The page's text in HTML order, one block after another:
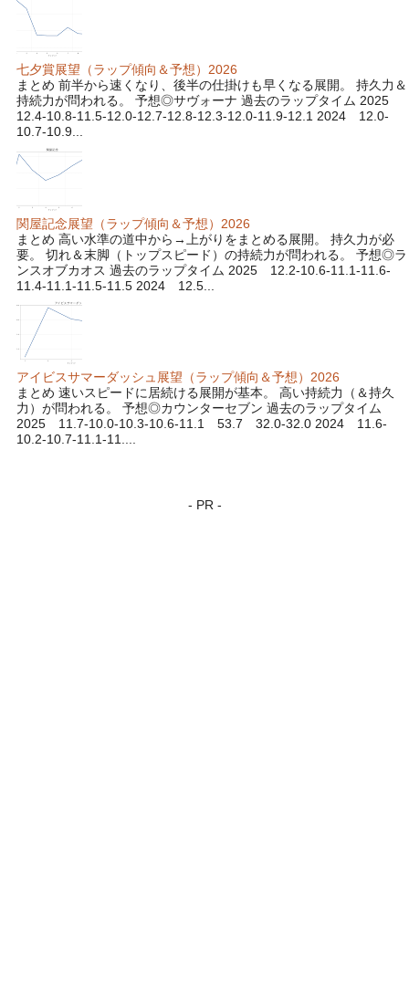
七夕賞展望（ラップ傾向＆予想）2026
まとめ 前半から速くなり、後半の仕掛けも早くなる展開。 持久力＆
持続力が問われる。 予想◎サヴォーナ 過去のラップタイム 2025
12.4-10.8-11.5-12.0-12.7-12.8-12.3-12.0-11.9-12.1 2024 12.0-
10.7-10.9...
関屋記念展望（ラップ傾向＆予想）2026
まとめ 高い水準の道中から→上がりをまとめる展開。 持久力が必
要。 切れ＆末脚（トップスピード）の持続力が問われる。 予想◎ラ
ンスオブカオス 過去のラップタイム 2025 12.2-10.6-11.1-11.6-
11.4-11.1-11.5-11.5 2024 12.5...
アイビスサマーダッシュ展望（ラップ傾向＆予想）2026
まとめ 速いスピードに居続ける展開が基本。 高い持続力（＆持久
力）が問われる。 予想◎カウンターセブン 過去のラップタイム
2025 11.7-10.0-10.3-10.6-11.1 53.7 32.0-32.0 2024 11.6-
10.2-10.7-11.1-11....
- PR -